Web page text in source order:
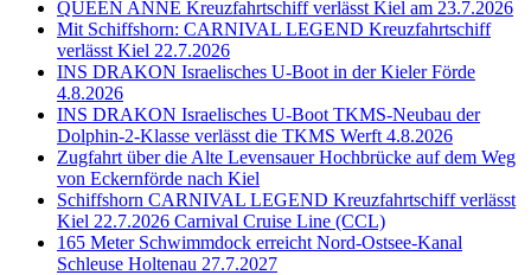
QUEEN ANNE Kreuzfahrtschiff verlässt Kiel am 23.7.2026
Mit Schiffshorn: CARNIVAL LEGEND Kreuzfahrtschiff
verlässt Kiel 22.7.2026
INS DRAKON Israelisches U-Boot in der Kieler Förde
4.8.2026
INS DRAKON Israelisches U-Boot TKMS-Neubau der
Dolphin-2-Klasse verlässt die TKMS Werft 4.8.2026
Zugfahrt über die Alte Levensauer Hochbrücke auf dem Weg
von Eckernförde nach Kiel
Schiffshorn CARNIVAL LEGEND Kreuzfahrtschiff verlässt
Kiel 22.7.2026 Carnival Cruise Line (CCL)
165 Meter Schwimmdock erreicht Nord-Ostsee-Kanal
Schleuse Holtenau 27.7.2027